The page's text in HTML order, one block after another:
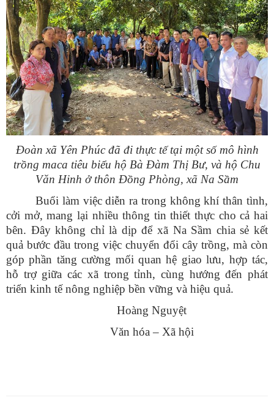
Đoàn xã Yên Phúc đã đi thực tế tại một số mô hình
trồng maca tiêu biểu hộ Bà Đàm Thị Bư, và hộ Chu
Văn Hinh ở thôn Đồng Phòng, xã Na Sầm
Buổi làm việc diễn ra trong không khí thân tình,
cởi mở, mang lại nhiều thông tin thiết thực cho cả hai
bên. Đây không chỉ là dịp để xã Na Sầm chia sẻ kết
quả bước đầu trong việc chuyển đổi cây trồng, mà còn
góp phần tăng cường mối quan hệ giao lưu, hợp tác,
hỗ trợ giữa các xã trong tỉnh, cùng hướng đến phát
triển kinh tế nông nghiệp bền vững và hiệu quả.
Hoàng Nguyệt
Văn hóa – Xã hội